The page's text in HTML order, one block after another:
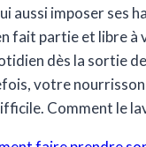
aussi imposer ses
fait partie et libre à
dès la sortie
votre
Comment le